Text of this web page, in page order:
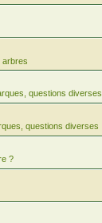
arbres
questions diverses
questions diverses
?